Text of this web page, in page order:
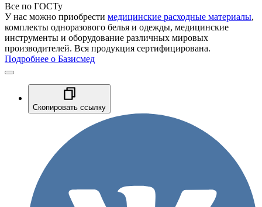
Все по ГОСТу
У нас можно приобрести медицинские расходные материалы,
комплекты одноразового белья и одежды, медицинские
инструменты и оборудование различных мировых
производителей. Вся продукция сертифицирована.
Подробнее о Базисмед
Скопировать ссылку